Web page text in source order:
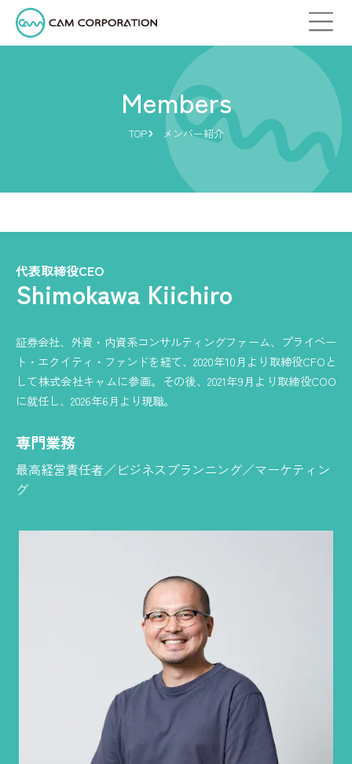
Members
TOP メンバー紹介
代表取締役CEO
Shimokawa Kiichiro
証券会社、外資・内資系コンサルティングファーム、プライベー
ト・エクイティ・ファンドを経て、2020年10月より取締役CFOと
して株式会社キャムに参画。その後、2021年9月より取締役COO
に就任し、2026年6月より現職。
専門業務
最高経営責任者／ビジネスプランニング／マーケティン
グ